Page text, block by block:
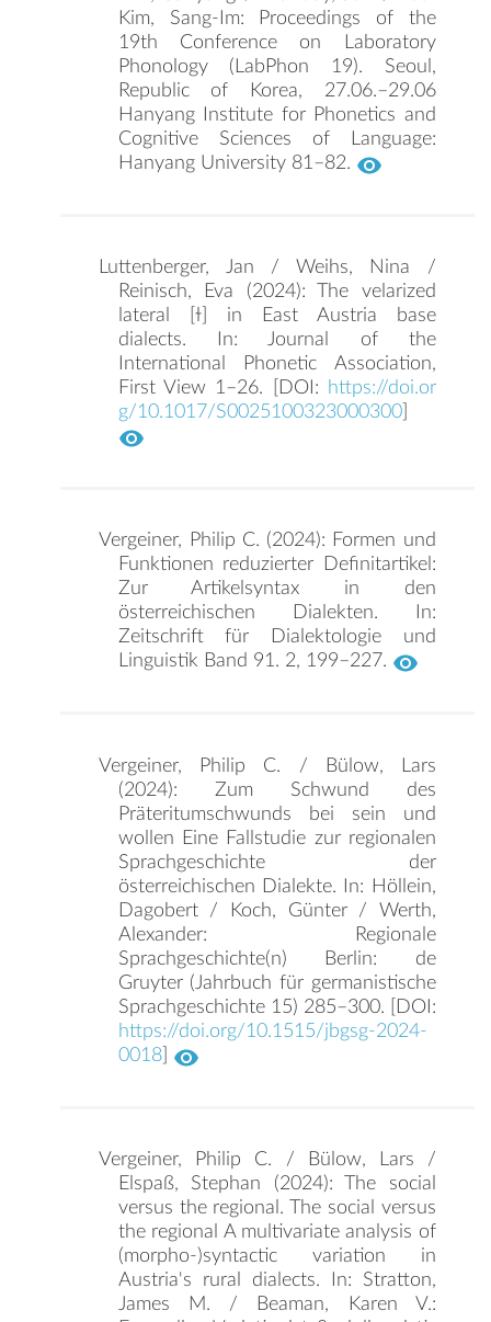
Vergeiner, Philip C. / Bülow, Lars /
Elspaß, Stephan (2024): The social
versus the regional. The social versus
the regional A multivariate analysis of
(morpho-)syntactic variation in
Austria's rural dialects. In: Stratton,
James M. / Beaman, Karen V.:
Kim, Sang-Im: Proceedings of the
19th Conference on Laboratory
Phonology (LabPhon 19). Seoul,
Republic of Korea, 27.06.–29.06
Hanyang Institute for Phonetics and
Cognitive Sciences of Language:
Hanyang University 81–82.
Luttenberger, Jan / Weihs, Nina /
Reinisch, Eva (2024): The velarized
lateral [ɫ] in East Austria base
dialects. In: Journal of the
International Phonetic Association,
First View 1–26. [DOI:
https://doi.or
g/10.1017/S0025100323000300]
Vergeiner, Philip C. / Bülow, Lars
(2024): Zum Schwund des
Präteritumschwunds bei sein und
wollen Eine Fallstudie zur regionalen
Sprachgeschichte der
österreichischen Dialekte. In: Höllein,
Dagobert / Koch, Günter / Werth,
Alexander: Regionale
Sprachgeschichte(n) Berlin: de
Gruyter (Jahrbuch für germanistische
Sprachgeschichte 15) 285–300. [DOI:
https://doi.org/10.1515/jbgsg-2024-
0018]
Vergeiner, Philip C. (2024): Formen und
Funktionen reduzierter Definitartikel:
Zur Artikelsyntax in den
österreichischen Dialekten. In:
Zeitschrift für Dialektologie und
Linguistik Band 91. 2, 199–227.